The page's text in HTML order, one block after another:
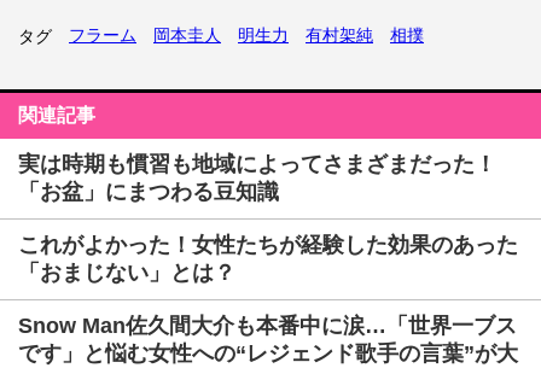
タグ フラーム 岡本圭人 明生力 有村架純 相撲
関連記事
実は時期も慣習も地域によってさまざまだった！
「お盆」にまつわる豆知識
これがよかった！女性たちが経験した効果のあった
「おまじない」とは？
Snow Man佐久間大介も本番中に涙…「世界一ブス
です」と悩む女性への“レジェンド歌手の言葉”が大